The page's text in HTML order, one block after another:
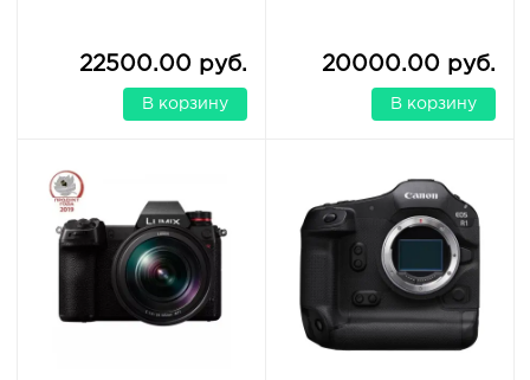
22500.00 руб.
В корзину
20000.00 руб.
В корзину